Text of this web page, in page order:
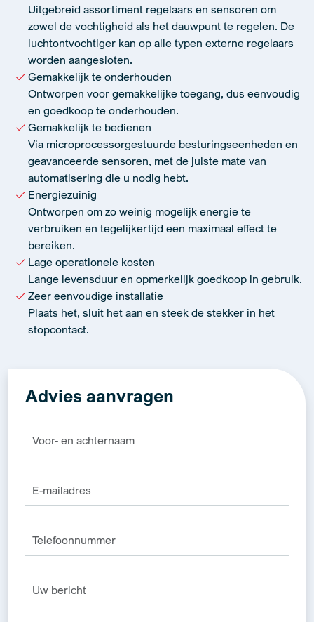
Uitgebreid assortiment regelaars en sensoren om
zowel de vochtigheid als het dauwpunt te regelen. De
luchtontvochtiger kan op alle typen externe regelaars
worden aangesloten.
Gemakkelijk te onderhouden
Ontworpen voor gemakkelijke toegang, dus eenvoudig
en goedkoop te onderhouden.
Gemakkelijk te bedienen
Via microprocessorgestuurde besturingseenheden en
geavanceerde sensoren, met de juiste mate van
automatisering die u nodig hebt.
Energiezuinig
Ontworpen om zo weinig mogelijk energie te
verbruiken en tegelijkertijd een maximaal effect te
bereiken.
Lage operationele kosten
Lange levensduur en opmerkelijk goedkoop in gebruik.
Zeer eenvoudige installatie
Plaats het, sluit het aan en steek de stekker in het
stopcontact.
Advies aanvragen